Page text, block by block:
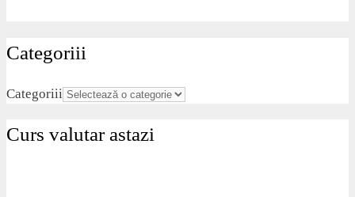
Categoriii
Categoriii
Curs valutar astazi